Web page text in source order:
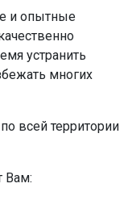
и опытные
устранить
многих
всей территории
Вам: